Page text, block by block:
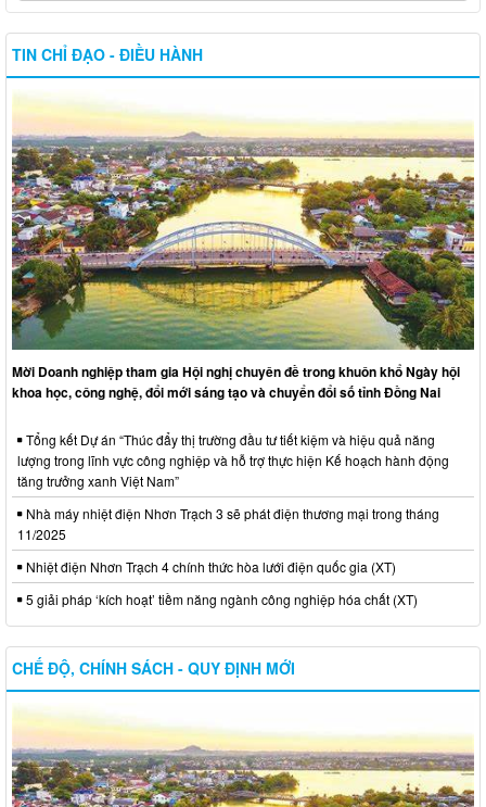
TIN CHỈ ĐẠO - ĐIỀU HÀNH
Mời Doanh nghiệp tham gia Hội nghị chuyên đề trong khuôn khổ Ngày hội
khoa học, công nghệ, đổi mới sáng tạo và chuyển đổi số tỉnh Đồng Nai
Tổng kết Dự án “Thúc đẩy thị trường đầu tư tiết kiệm và hiệu quả năng
lượng trong lĩnh vực công nghiệp và hỗ trợ thực hiện Kế hoạch hành động
tăng trưởng xanh Việt Nam”
Nhà máy nhiệt điện Nhơn Trạch 3 sẽ phát điện thương mại trong tháng
11/2025
Nhiệt điện Nhơn Trạch 4 chính thức hòa lưới điện quốc gia (XT)
5 giải pháp ‘kích hoạt’ tiềm năng ngành công nghiệp hóa chất (XT)
CHẾ ĐỘ, CHÍNH SÁCH - QUY ĐỊNH MỚI